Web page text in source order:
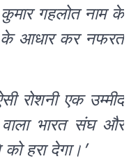
गहलोत नाम के
के आधार कर नफरत
रोशनी एक उम्मीद
वाला भारत संघ और
हरा देगा।’